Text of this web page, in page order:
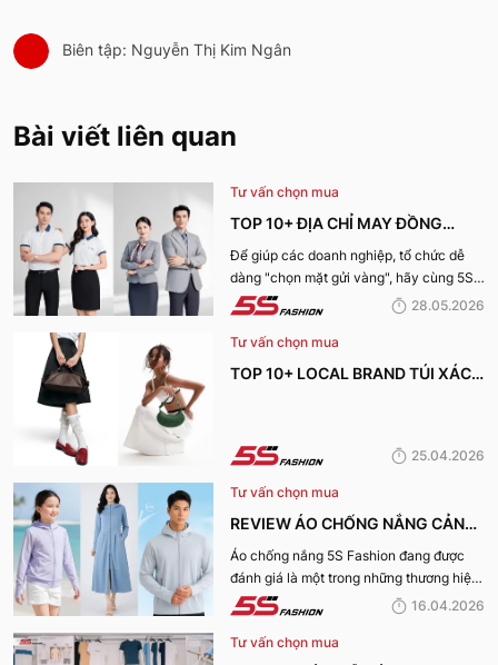
Biên tập: Nguyễn Thị Kim Ngân
Bài viết liên quan
Tư vấn chọn mua
TOP 10+ ĐỊA CHỈ MAY ĐỒNG
PHỤC CÔNG TY ĐẸP, UY TÍN
NHẤT HIỆN NAY
Để giúp các doanh nghiệp, tổ chức dễ
dàng "chọn mặt gửi vàng", hãy cùng 5S
Fashion tìm hiểu những địa chỉ may đồng
được nhiều đánh giá tích cực nhất hiện
nay.
28.05.2026
Tư vấn chọn mua
TOP 10+ LOCAL BRAND TÚI XÁCH
25.04.2026
Tư vấn chọn mua
REVIEW ÁO CHỐNG NẮNG CẢN
TIA UV, CHỐNG NẮNG TỐT NHẤT
CỦA 5S FASHION 2026
Áo chống nắng 5S Fashion đang được
đánh giá là một trong những thương hiệu
áo đáng mua hàng đầu hiện nay. Vậy
giá tích cực đến vậy? Cùng đi hết bài
16.04.2026
Tư vấn chọn mua